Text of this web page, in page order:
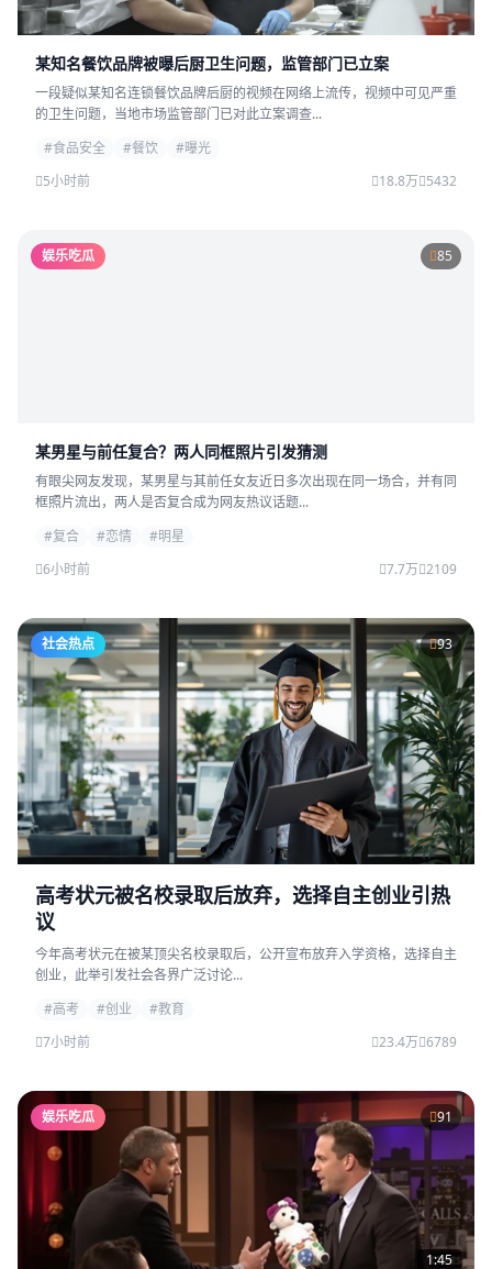
某知名餐饮品牌被曝后厨卫生问题，监管部门已立案
一段疑似某知名连锁餐饮品牌后厨的视频在网络上流传，视频中可见严重
的卫生问题，当地市场监管部门已对此立案调查...
#食品安全
#餐饮
#曝光
5小时前
18.8万 5432
娱乐吃瓜 85
某男星与前任复合？两人同框照片引发猜测
有眼尖网友发现，某男星与其前任女友近日多次出现在同一场合，并有同
框照片流出，两人是否复合成为网友热议话题...
#复合
#恋情
#明星
6小时前
7.7万 2109
社会热点 93
高考状元被名校录取后放弃，选择自主创业引热
议
今年高考状元在被某顶尖名校录取后，公开宣布放弃入学资格，选择自主
创业，此举引发社会各界广泛讨论...
#高考
#创业
#教育
7小时前
23.4万 6789
娱乐吃瓜 91
1:45